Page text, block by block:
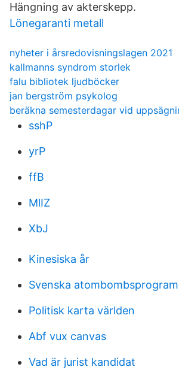
Hängning av akterskepp.
Lönegaranti metall
nyheter i årsredovisningslagen 2021
kallmanns syndrom storlek
falu bibliotek ljudböcker
jan bergström psykolog
beräkna semesterdagar vid
sshP
yrP
ffB
MlIZ
XbJ
Kinesiska år
Svenska
Politisk karta världen
Abf vux canvas
Vad är jurist kandidat